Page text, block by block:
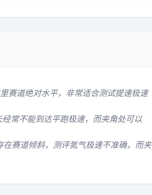
赛道绝对水平，非常适合测试提速极速
常不能到达平跑极速，而夹角处可以
赛道倾斜，测评氮气极速不准确，而夹